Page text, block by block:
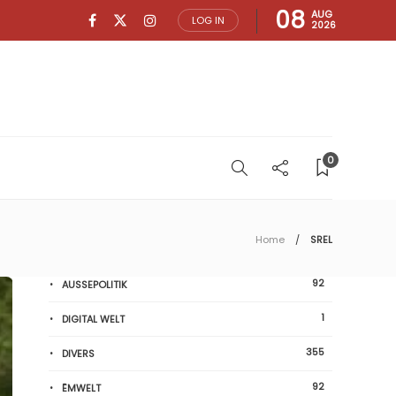
LOG IN 08 AUG
2026
0
Home SREL
AUSSEPOLITIK 92
DIGITAL WELT 1
DIVERS 355
ËMWELT 92